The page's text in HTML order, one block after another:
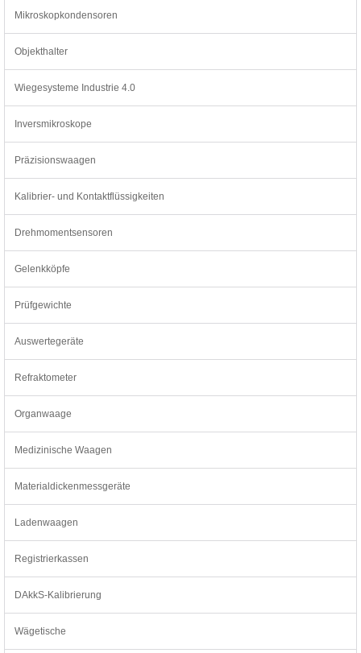
Mikroskopkondensoren
Objekthalter
Wiegesysteme Industrie 4.0
Inversmikroskope
Präzisionswaagen
Kalibrier- und Kontaktflüssigkeiten
Drehmomentsensoren
Gelenkköpfe
Prüfgewichte
Auswertegeräte
Refraktometer
Organwaage
Medizinische Waagen
Materialdickenmessgeräte
Ladenwaagen
Registrierkassen
DAkkS-Kalibrierung
Wägetische